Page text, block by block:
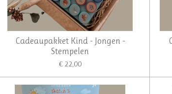
Cadeaupakket Kind - Jongen -
Stempelen
€ 22,00